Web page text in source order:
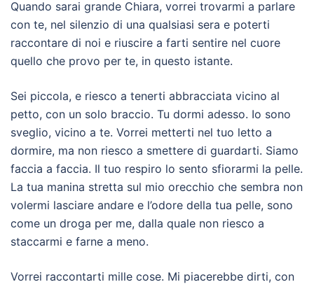
Quando sarai grande Chiara, vorrei trovarmi a parlare
con te, nel silenzio di una qualsiasi sera e poterti
raccontare di noi e riuscire a farti sentire nel cuore
quello che provo per te, in questo istante.
Sei piccola, e riesco a tenerti abbracciata vicino al
petto, con un solo braccio. Tu dormi adesso. Io sono
sveglio, vicino a te. Vorrei metterti nel tuo letto a
dormire, ma non riesco a smettere di guardarti. Siamo
faccia a faccia. Il tuo respiro lo sento sfiorarmi la pelle.
La tua manina stretta sul mio orecchio che sembra non
volermi lasciare andare e l’odore della tua pelle, sono
come un droga per me, dalla quale non riesco a
staccarmi e farne a meno.
Vorrei raccontarti mille cose. Mi piacerebbe dirti, con